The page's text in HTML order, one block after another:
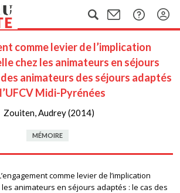
comme levier de l’implication
chez les animateurs en séjours
animateurs des séjours adaptés
Midi-Pyrénées
Zouiten, Audrey (2014)
MÉMOIRE
comme levier de l’implication
animateurs en séjours adaptés : le cas des